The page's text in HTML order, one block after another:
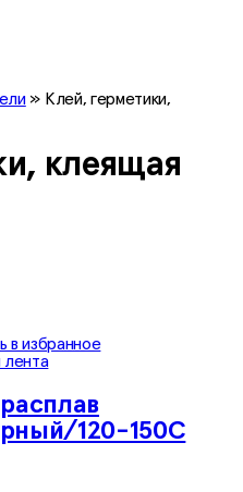
» Клей, герметики,
клеящая
в избранное
лента
120-150С